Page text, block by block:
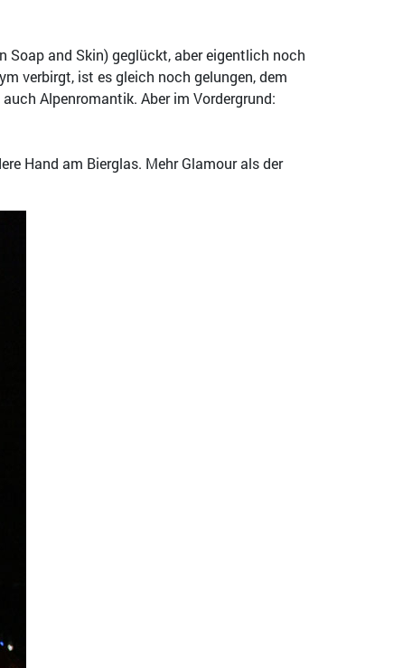
Soap and Skin) geglückt, aber eigentlich noch
verbirgt, ist es gleich noch gelungen, dem
Alpenromantik. Aber im Vordergrund:
Hand am Bierglas. Mehr Glamour als der